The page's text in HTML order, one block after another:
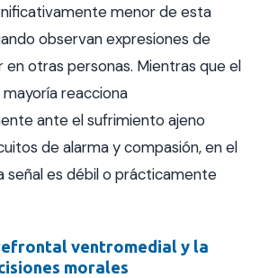
menor de esta
observan expresiones de
en otras personas. Mientras que el
reacciona
ante el sufrimiento ajeno
de alarma y compasión, en el
señal es débil o prácticamente
ventromedial y la
morales